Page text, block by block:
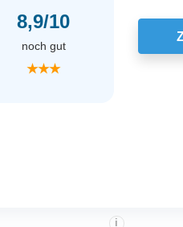
8,9/10
noch gut
★★★
i